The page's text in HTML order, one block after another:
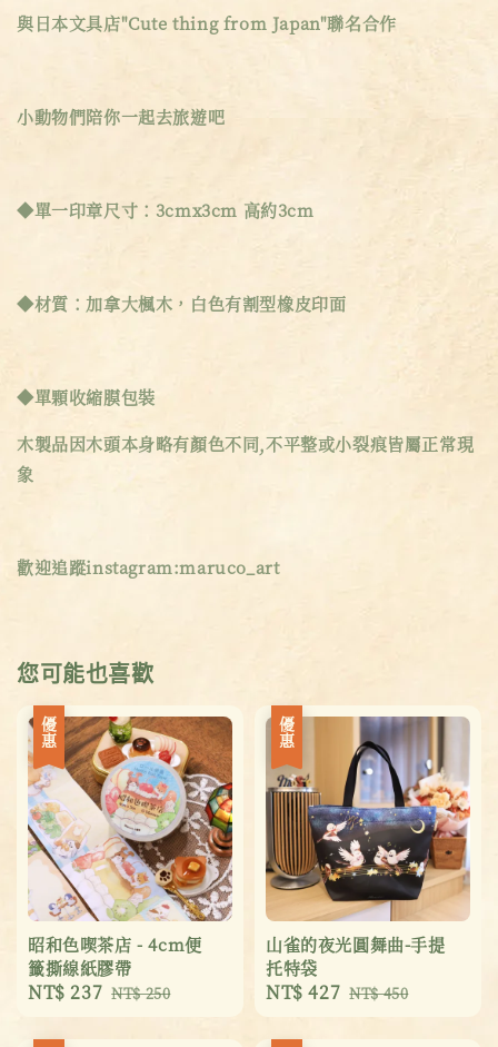
與日本文具店"Cute thing from Japan"聯名合作
小動物們陪你一起去旅遊吧
◆單一印章尺寸：3cmx3cm 高約3cm
◆材質：加拿大楓木，白色有割型橡皮印面
◆單顆收縮膜包裝
木製品因木頭本身略有顏色不同,不平整或小裂痕皆屬正常現
象
歡迎追蹤instagram:maruco_art
您可能也喜歡
優惠
昭和色喫茶店 - 4cm便
籤撕線紙膠帶
Sale
NT$ 237 Regular
NT$ 250
優惠
山雀的夜光圓舞曲-手提
托特袋
Sale
NT$ 427 Regular
price
NT$ 450